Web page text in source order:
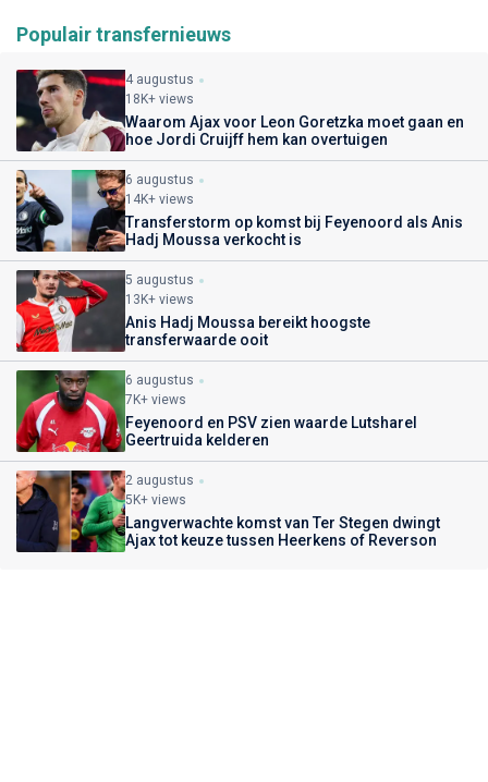
Populair transfernieuws
4 augustus
18K+ views
Waarom Ajax voor Leon Goretzka moet gaan en
hoe Jordi Cruijff hem kan overtuigen
6 augustus
14K+ views
Transferstorm op komst bij Feyenoord als Anis
Hadj Moussa verkocht is
5 augustus
13K+ views
Anis Hadj Moussa bereikt hoogste
transferwaarde ooit
6 augustus
7K+ views
Feyenoord en PSV zien waarde Lutsharel
Geertruida kelderen
2 augustus
5K+ views
Langverwachte komst van Ter Stegen dwingt
Ajax tot keuze tussen Heerkens of Reverson